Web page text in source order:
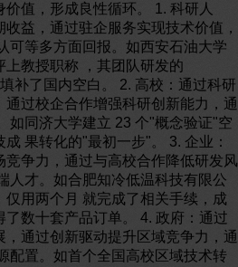
值，形成良性循环。 1. 科研人
益，通过驻企服务实现技术价值，
可等多方面回报。如西安石油大学
教授职称 ，其团队研发的
补了国内空白。 2. 高校：通过科研
通过校企合作增强科研创新能力，通
如同济大学建立 23 个"概念验证"空
果转化的"最初一步"。 3. 企业：
争力，通过与高校合作降低研发风
人才。如合肥知冷低温科技有限公
用两个月 就完成了相关手续，成
数十套产品订单。 4. 政府：通过
通过创新驱动提升区域竞争力，通
配置。如首个全国高校区域技术转